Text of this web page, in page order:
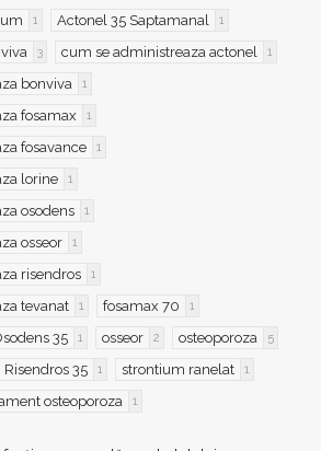
1 Actonel 35 Saptamanal 1
3 cum se administreaza actonel 1
bonviva 1
fosamax 1
fosavance 1
lorine 1
osodens 1
osseor 1
risendros 1
tevanat 1 fosamax 70 1
35 1 osseor 2 osteoporoza 5
Risendros 35 1 strontium ranelat 1
osteoporoza 1